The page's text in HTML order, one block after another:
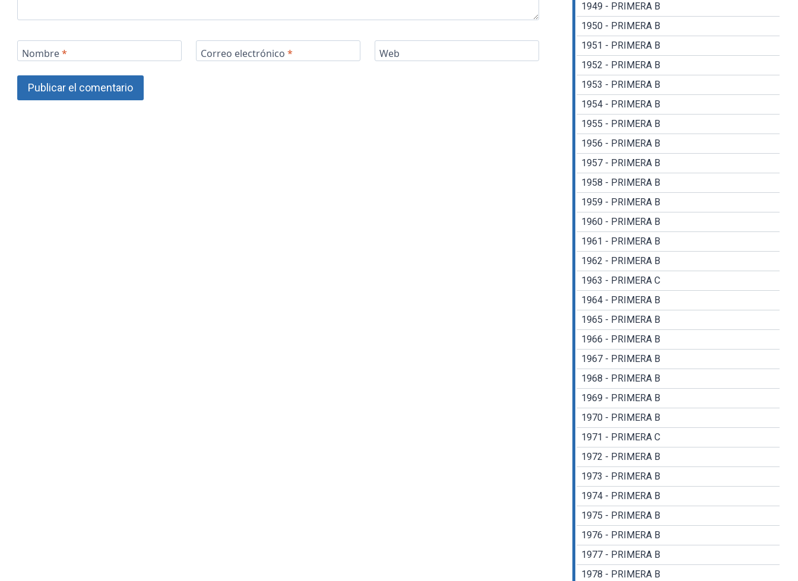
Nombre* Correo electrónico * Web
1949 - PRIMERA B
1950 - PRIMERA B
1951 - PRIMERA B
1952 - PRIMERA B
1953 - PRIMERA B
1954 - PRIMERA B
1955 - PRIMERA B
1956 - PRIMERA B
1957 - PRIMERA B
1958 - PRIMERA B
1959 - PRIMERA B
1960 - PRIMERA B
1961 - PRIMERA B
1962 - PRIMERA B
1963 - PRIMERA C
1964 - PRIMERA B
1965 - PRIMERA B
1966 - PRIMERA B
1967 - PRIMERA B
1968 - PRIMERA B
1969 - PRIMERA B
1970 - PRIMERA B
1971 - PRIMERA C
1972 - PRIMERA B
1973 - PRIMERA B
1974 - PRIMERA B
1975 - PRIMERA B
1976 - PRIMERA B
1977 - PRIMERA B
1978 - PRIMERA B